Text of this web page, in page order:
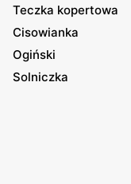
Teczka kopertowa
Cisowianka
Ogiński
Solniczka